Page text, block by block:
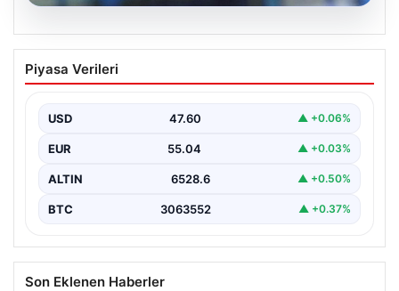
Altın fiyatları canlı 8 Nisan 2026: Altın
fiyatları ne kadar oldu? Gram, çeyrek,
fiyatları
{ “title”: “8 Nisan 2026 Altın Fiyatları Canlı Takip: Gram,
Çeyrek ve Cumhuriyet Altını…
Piyasa Verileri
USD 47.60 ▲ +0.06%
EUR 55.04 ▲ +0.03%
ALTIN 6528.6 ▲ +0.50%
BTC 3063552 ▲ +0.37%
Son Eklenen Haberler